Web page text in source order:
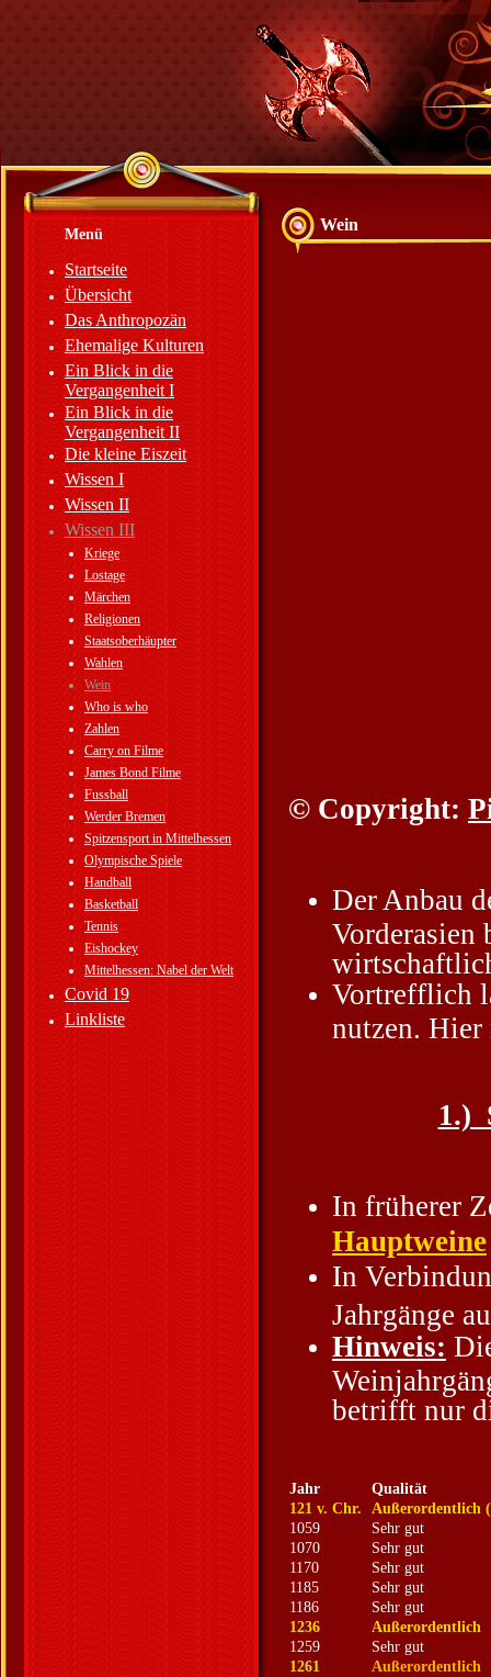
Menü
Startseite
Übersicht
Das Anthropozän
Ehemalige Kulturen
Ein Blick in die
Vergangenheit I
Ein Blick in die
Vergangenheit II
Die kleine Eiszeit
Wissen I
Wissen II
Wissen III
Kriege
Lostage
Märchen
Religionen
Staatsoberhäupter
Wahlen
Wein
Who is who
Zahlen
Carry on Filme
James Bond Filme
Fussball
Werder Bremen
Spitzensport in Mittelhessen
Olympische Spiele
Handball
Basketball
Tennis
Eishockey
Mittelhessen: Nabel der Welt
Covid 19
Linkliste
Wein
© Copyright:
Der Anbau
Vorderasien
Vortrefflich
nutzen. Hier
1.)
In früherer
Hauptweine
In
Jahrgänge
Hinweis:
betrifft nur
Jahr
Qualität
121 v. Chr.
Außerordentlich
1059
Sehr gut
1070
Sehr gut
1170
Sehr gut
1185
Sehr gut
1186
Sehr gut
1236
Außerordentlich
1259
Sehr gut
1261
Außerordentlich